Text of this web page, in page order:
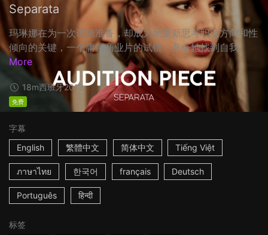
Separata
玛琳娜在为一次试镜准备，却成为她重新思考职业方向和性
倾向的关键，一个庸俗商业片的试镜，竟令她找到自我。
More
18m西班牙2013
免费
字幕
English
繁體中文 简体中文 Tiếng Việt
ภาษาไทย 한국어 français Deutsch
Português हिन्दी
标签